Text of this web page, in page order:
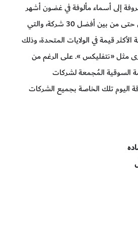
إلى أسماء مألوفة في غضون أشهر
قليلة. لم تَعد إكسون موبيل حتى من بين أفضل 30 شركة، والتي
قيمة في الولايات المتحدة، وذلك
مثل «نتفليكس ». على الرغم من
السوقية المُجمعة لشركات
اليوم تلك الخاصة بجميع الشركات